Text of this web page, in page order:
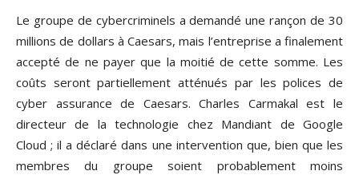
Le groupe de cybercriminels a demandé une rançon de 30
millions de dollars à Caesars, mais l’entreprise a finalement
accepté de ne payer que la moitié de cette somme. Les
coûts seront partiellement atténués par les polices de
cyber assurance de Caesars. Charles Carmakal est le
directeur de la technologie chez Mandiant de Google
Cloud ; il a déclaré dans une intervention que, bien que les
membres du groupe soient probablement moins